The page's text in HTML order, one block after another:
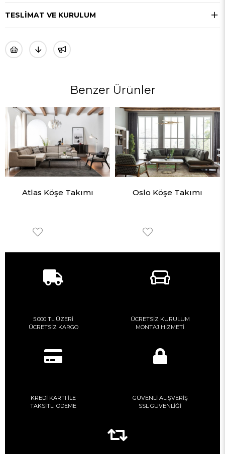
TESLIMAT VE KURULUM
Benzer Ürünler
Atlas Köşe Takımı Oslo Köşe Takımı
5.000 TL ÜZERİ
ÜCRETSİZ KARGO
ÜCRETSİZ KURULUM
MONTAJ HİZMETİ
KREDİ KARTI İLE
TAKSİTLi ÖDEME
GÜVENLİ ALIŞVERİŞ
SSL GÜVENLİĞİ